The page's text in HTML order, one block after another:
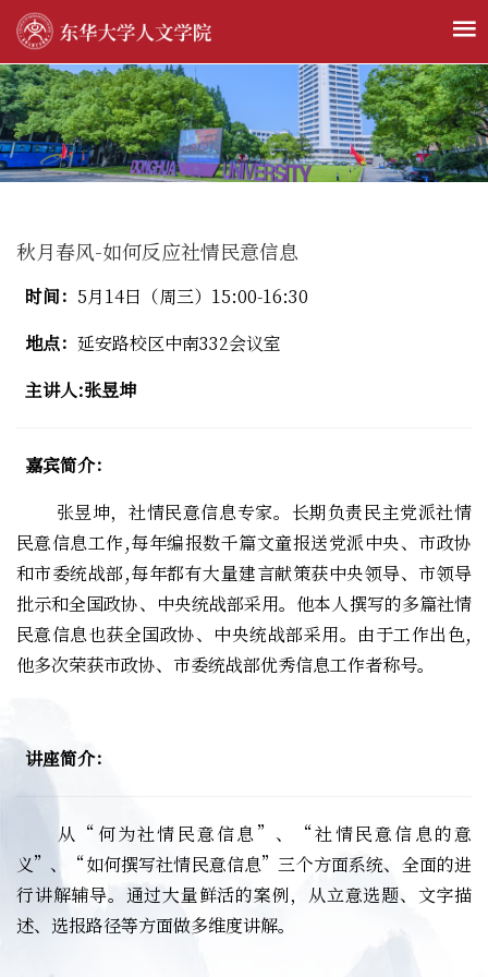
秋月春风-如何反应社情民意信息
时间： 5月14日（周三）15:00-16:30
地点： 延安路校区中南332会议室
主讲人:张昱坤
嘉宾简介：
张昱坤，社情民意信息专家。长期负责民主党派社情
民意信息工作,每年编报数千篇文童报送党派中央、市政协
和市委统战部,每年都有大量建言献策获中央领导、市领导
批示和全国政协、中央统战部采用。他本人撰写的多篇社情
民意信息也获全国政协、中央统战部采用。由于工作出色,
他多次荣获市政协、市委统战部优秀信息工作者称号。
讲座简介：
从“何为社情民意信息”、“社情民意信息的意
义”、“如何撰写社情民意信息”三个方面系统、全面的进
行讲解辅导。通过大量鲜活的案例，从立意选题、文字描
述、选报路径等方面做多维度讲解。